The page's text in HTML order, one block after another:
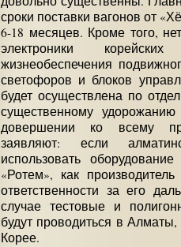
сроки поставки вагонов от
6-18 месяцев. Кроме того,
электроники
жизнеобеспечения
светофоров и блоков
будет осуществлена по
существенному
довершении ко всему
заявляют: если
использовать
«Ротем», как
ответственности за его
случае тестовые и
будут проводиться в
Корее.